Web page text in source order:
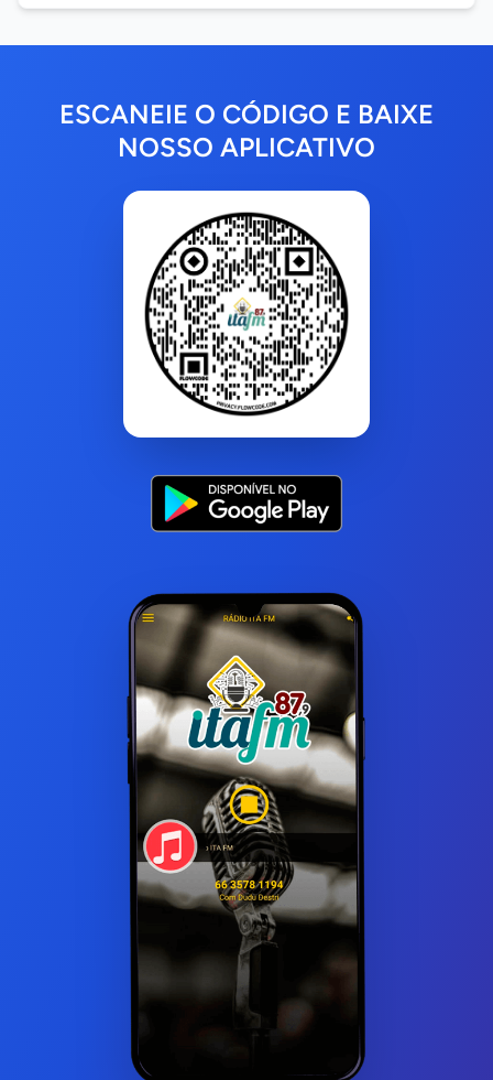
ESCANEIE O CÓDIGO E BAIXE
NOSSO APLICATIVO